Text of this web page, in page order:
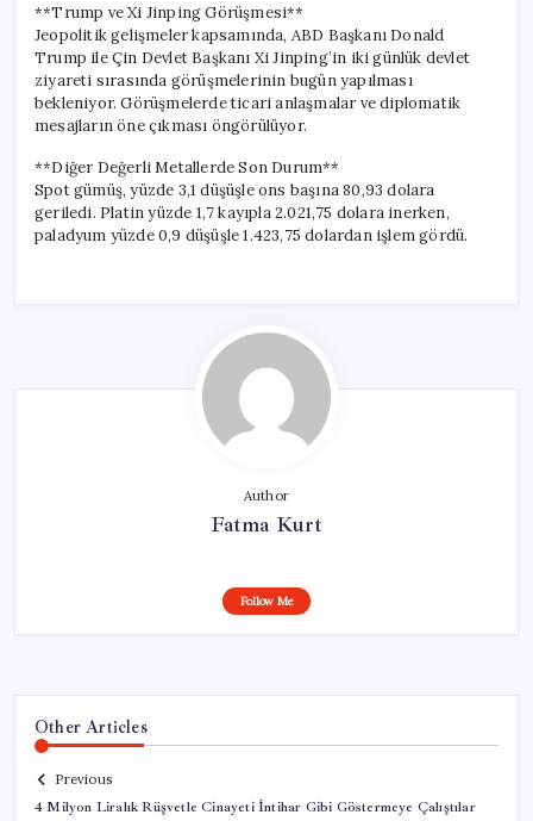
**Trump ve Xi Jinping Görüşmesi**
Jeopolitik gelişmeler kapsamında, ABD Başkanı Donald
Trump ile Çin Devlet Başkanı Xi Jinping’in iki günlük devlet
ziyareti sırasında görüşmelerinin bugün yapılması
bekleniyor. Görüşmelerde ticari anlaşmalar ve diplomatik
mesajların öne çıkması öngörülüyor.
**Diğer Değerli Metallerde Son Durum**
Spot gümüş, yüzde 3,1 düşüşle ons başına 80,93 dolara
geriledi. Platin yüzde 1,7 kayıpla 2.021,75 dolara inerken,
paladyum yüzde 0,9 düşüşle 1.423,75 dolardan işlem gördü.
Author
Fatma Kurt
Follow Me
Other Articles
Previous
4 Milyon Liralık Rüşvetle Cinayeti İntihar Gibi Göstermeye Çalıştılar